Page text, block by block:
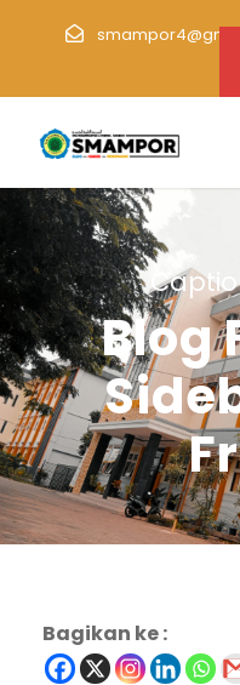
Blog
Bagikan ke :